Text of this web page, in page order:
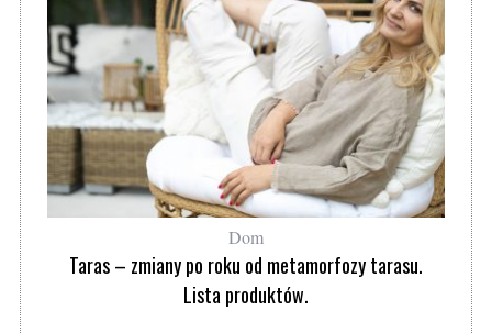
Dom
Taras – zmiany po roku od metamorfozy tarasu.
Lista produktów.